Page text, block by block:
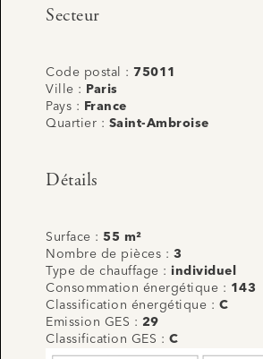
Secteur
Code postal : 75011
Ville :
Paris
Pays :
France
Quartier : Saint-Ambroise
Détails
Surface : 55 m²
Nombre de pièces : 3
Type de chauffage : individuel
Consommation énergétique : 143
Classification énergétique : C
Emission GES : 29
Classification GES : C